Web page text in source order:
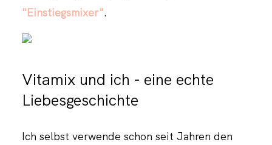
"Einstiegsmixer".
Vitamix und ich - eine echte
Liebesgeschichte
Ich selbst verwende schon seit Jahren den